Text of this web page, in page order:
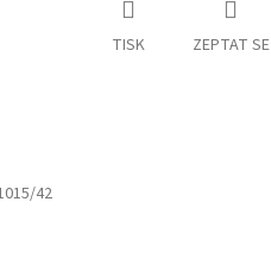
TISK ZEPTAT SE
42